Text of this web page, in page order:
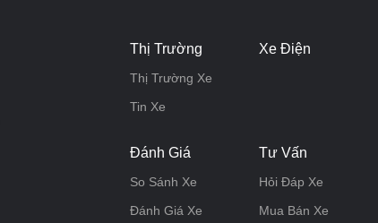
Thị Trường
Thị Trường Xe
Tin Xe
Xe Điện
Đánh Giá
So Sánh Xe
Đánh Giá Xe
Tư Vấn
Hỏi Đáp Xe
Mua Bán Xe